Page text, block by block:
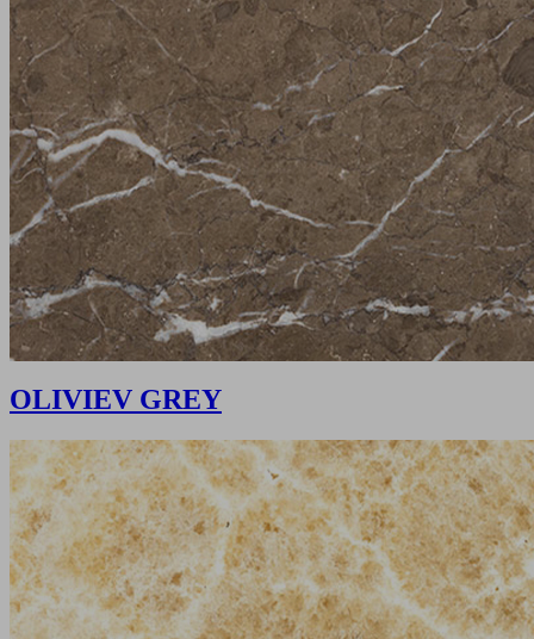
OLIVIEV GREY